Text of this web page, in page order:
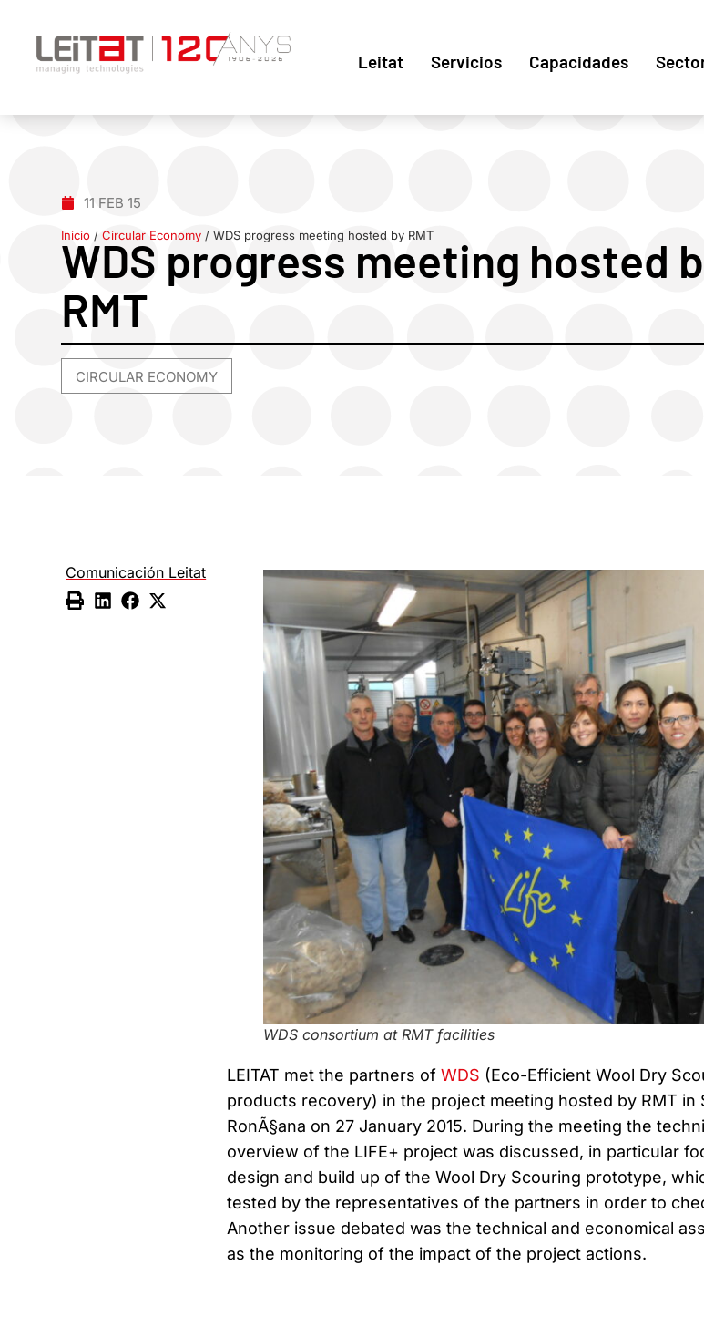
Leitat Servicios Capacidades
11 FEB 15
Inicio /Circular Economy /WDS progress meeting hosted by RMT
WDS progress meeting hosted
RMT
CIRCULAR ECONOMY
Comunicación Leitat
WDS consortium at RMT facilities
LEITAT met the partners of WDS (Eco-Efficient Wool Dry
products recovery) in the project meeting hosted by RMT in
RonÃ§ana on 27 January 2015. During the meeting the
overview of the LIFE+ project was discussed, in particular
design and build up of the Wool Dry Scouring prototype,
tested by the representatives of the partners in order to
Another issue debated was the technical and economical
as the monitoring of the impact of the project actions.